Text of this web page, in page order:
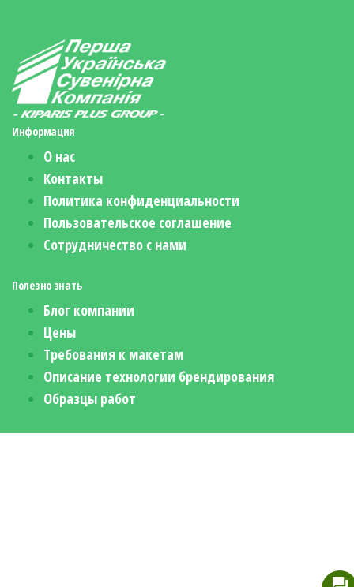
Информация
О нас
Контакты
Политика конфиденциальности
Пользовательское соглашение
Сотрудничество с нами
Полезно знать
Блог компании
Цены
Требования к макетам
Описание технологии брендирования
Образцы работ